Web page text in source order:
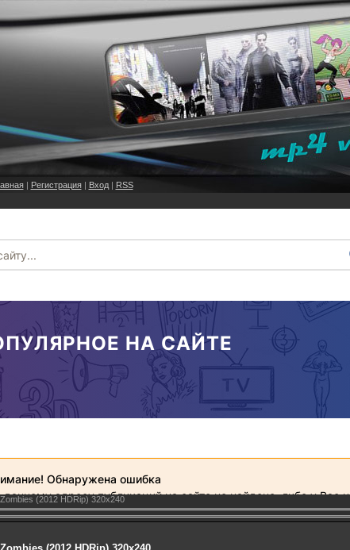
| Регистрация| Вход| RSS
(2012 HDRip) 320х240